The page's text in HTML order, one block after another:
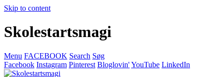
Skip to content
Skolestartsmagi
Menu FACEBOOK Search Søg
Facebook Instagram Pinterest Bloglovin'YouTube LinkedIn